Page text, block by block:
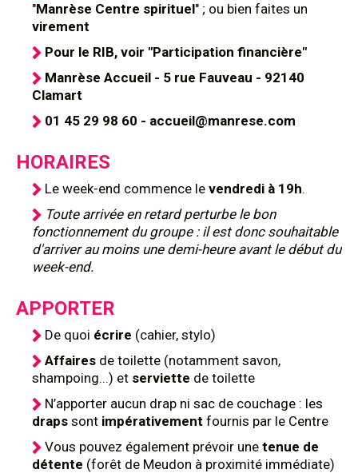
"Manrèse Centre spirituel" ; ou bien faites un
virement
Pour le RIB, voir "Participation financière"
Manrèse Accueil - 5 rue Fauveau - 92140
Clamart
01 45 29 98 60 - accueil@manrese.com
HORAIRES
Le week-end commence le vendredi à 19h.
Toute arrivée en retard perturbe le bon
fonctionnement du groupe : il est donc souhaitable
d'arriver au moins une demi-heure avant le début du
week-end.
APPORTER
De quoi écrire (cahier, stylo)
Affaires de toilette (notamment savon,
shampoing...) et serviette de toilette
N’apporter aucun drap ni sac de couchage : les
draps sont impérativement fournis par le Centre
Vous pouvez également prévoir une tenue de
détente (forêt de Meudon à proximité immédiate)